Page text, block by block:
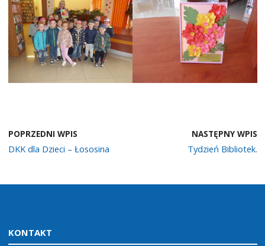
POPRZEDNI WPIS
DKK dla Dzieci – Łososina
NASTĘPNY WPIS
Tydzień Bibliotek.
KONTAKT